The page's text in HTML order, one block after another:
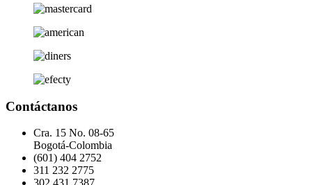
Contáctanos
Cra. 15 No. 08-65
Bogotá-Colombia
(601) 404 2752
311 232 2775